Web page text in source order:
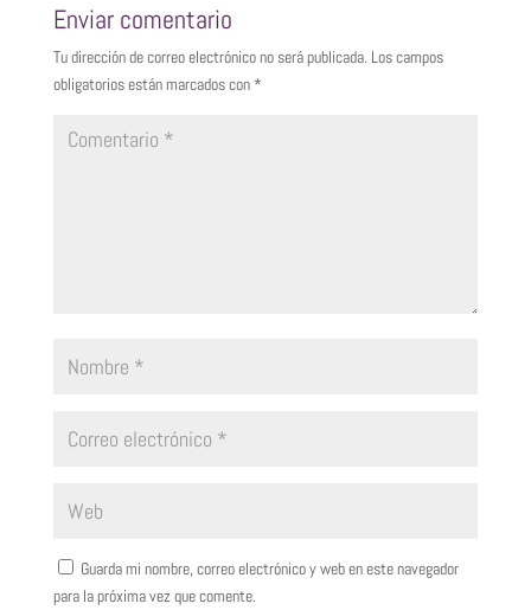
Enviar comentario
Tu dirección de correo electrónico no será publicada. Los campos
obligatorios están marcados con *
Guarda mi nombre, correo electrónico y web en este navegador
para la próxima vez que comente.